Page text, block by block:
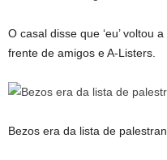
O casal disse que ‘eu’ voltou
frente de amigos e A-Listers.
Bezos era da lista de